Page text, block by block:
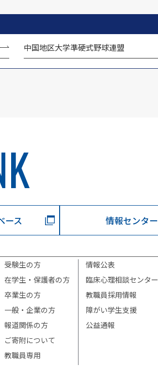
中国地区大学準硬式野球連盟
ース 情報センター
受験生の方
在学生・保護者の方
卒業生の方
一般・企業の方
報道関係の方
ご寄附について
教職員専用
情報公表
臨床心理相談センター
教職員採用情報
障がい学生支援
公益通報